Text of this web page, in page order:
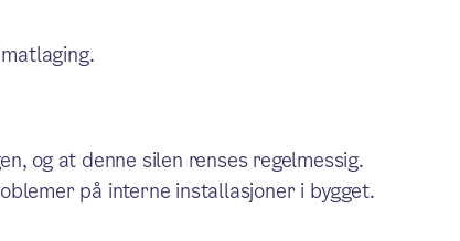
og at denne silen renses regelmessig.
på interne installasjoner i bygget.